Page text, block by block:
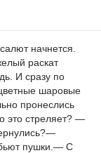
начнется.
раскат
И сразу по
шаровые
пронеслись
это стреляет? —
пушки.— С